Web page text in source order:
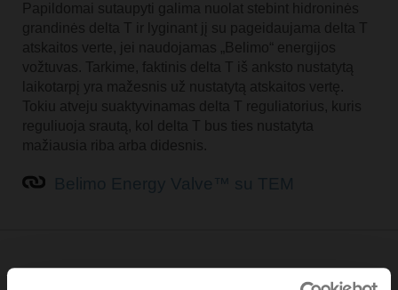
Papildomai sutaupyti galima nuolat stebint hidroninės
grandinės delta T ir lyginant jį su pageidaujama delta T
atskaitos verte, jei naudojamas „Belimo“ energijos
vožtuvas. Tarkime, faktinis delta T iš anksto nustatytą
laikotarpį yra mažesnis už nustatytą atskaitos vertę.
Tokiu atveju suaktyvinamas delta T reguliatorius, kuris
reguliuoja srautą, kol delta T bus ties nustatyta
mažiausia riba arba didesnis.